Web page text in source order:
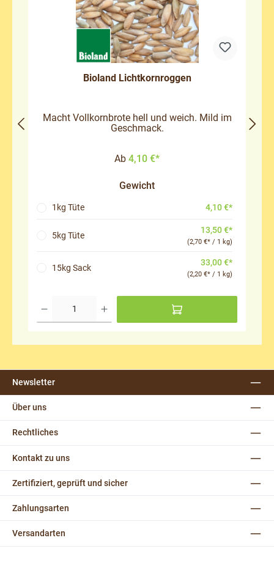
Bioland Lichtkornroggen
Macht Vollkornbrote hell und weich. Mild im
Geschmack.
Ab 4,10 €*
Gewicht
1kg Tüte 4,10 €*
5kg Tüte
13,50 €*
(2,70 €* / 1 kg)
15kg Sack
33,00 €*
(2,20 €* / 1 kg)
Newsletter
Über uns
Rechtliches
Kontakt zu uns
Zertifiziert, geprüft und sicher
Zahlungsarten
Versandarten